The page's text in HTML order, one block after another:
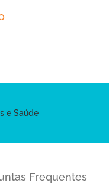
e Saúde